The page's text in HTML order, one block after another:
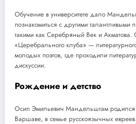
Обучение в университете дало
познакомиться с другими талантливыми
такими как Серебряный Век и
«Церебрального клуба» —
молодых поэтов, где проходили
дискуссии.
Рождение и детство
Осип Эмильевич Мандельштам родился
Варшаве, в семье русскоязычных